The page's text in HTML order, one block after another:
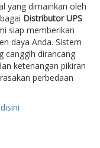
yang dimainkan oleh
Distributor UPS
siap memberikan
daya Anda. Sistem
canggih dirancang
ketenangan pikiran
perbedaan
disini